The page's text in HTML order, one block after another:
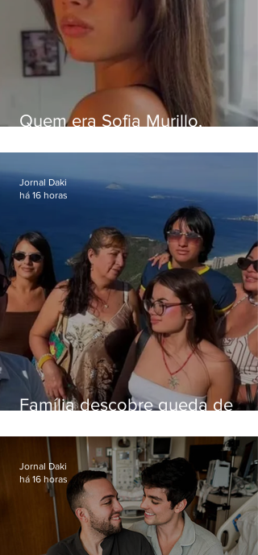
Quem era Sofia Murillo,
em queda de helicóptero no
Família descobre queda de
enquanto aguardava segundo
voo
Jornal Daki
há 16 horas
Jornal Daki
há 16 horas